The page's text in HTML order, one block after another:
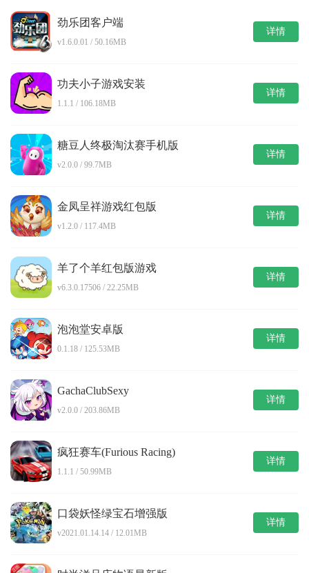
劲乐团客户端
v1.6.0.01 / 50.16MB
详情
功夫小子游戏安装
1.1.1 / 106.18MB
详情
糖豆人终极淘汰赛手机版
v2.0.0 / 99.7MB
详情
金凤呈祥游戏红包版
v1.2.0 / 117.4MB
详情
羊了个羊红包版游戏
v6.3.0.17506 / 22.25MB
详情
泡泡堂安卓版
0.1.18 / 125.53MB
详情
GachaClubSexy
v2.0.0 / 203.86MB
详情
疯狂赛车(Furious Racing)
1.1.1 / 50.99MB
详情
口袋妖怪绿宝石增强版
v2021.01.14.14 / 12.01MB
详情